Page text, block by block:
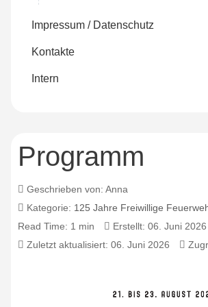
Impressum / Datenschutz
Kontakte
Intern
Programm
Geschrieben von:Anna
Kategorie: 125 Jahre Freiwillige
Read Time: 1 min
Erstellt: 06. Juni 2026
Zuletzt aktualisiert: 06. Juni 2026